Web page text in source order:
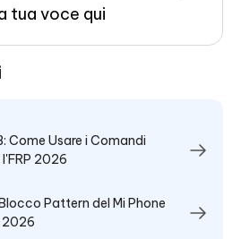
tua voce qui
Come Usare i Comandi
2026
Pattern del Mi Phone
2026